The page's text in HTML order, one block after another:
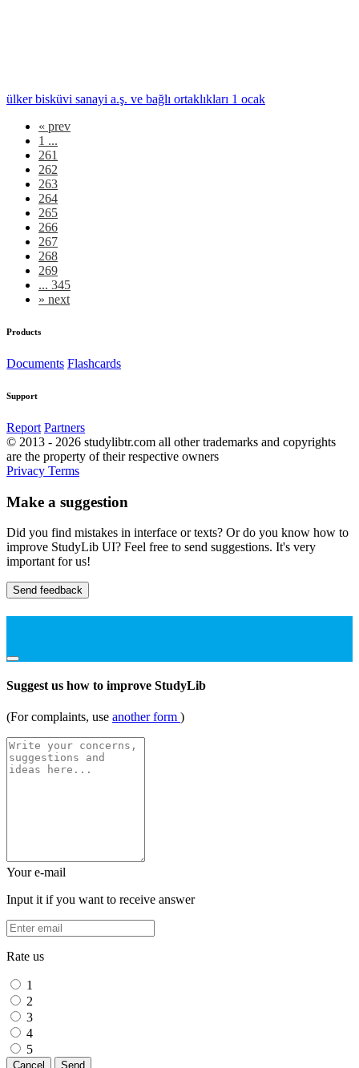
ülker bisküvi sanayi a.ş. ve bağlı ortaklıkları 1 ocak
« prev
1 ...
261
262
263
264
265
266
267
268
269
... 345
» next
Products
Documents Flashcards
Support
Report Partners
© 2013 - 2026 studylibtr.com all other trademarks and copyrights
are the property of their respective owners
Privacy Terms
Make a suggestion
Did you find mistakes in interface or texts? Or do you know how to
improve StudyLib UI? Feel free to send suggestions. It's very
important for us!
Send feedback
Suggest us how to improve StudyLib
(For complaints, use another form )
Your e-mail
Input it if you want to receive answer
Rate us
1
2
3
4
5
Cancel Send